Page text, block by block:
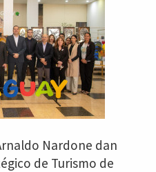
Nardone dan
de Turismo de